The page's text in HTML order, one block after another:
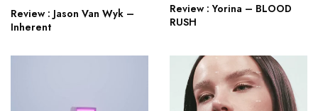
Review : Jason Van Wyk –
Inherent
Review : Yorina – BLOOD
RUSH